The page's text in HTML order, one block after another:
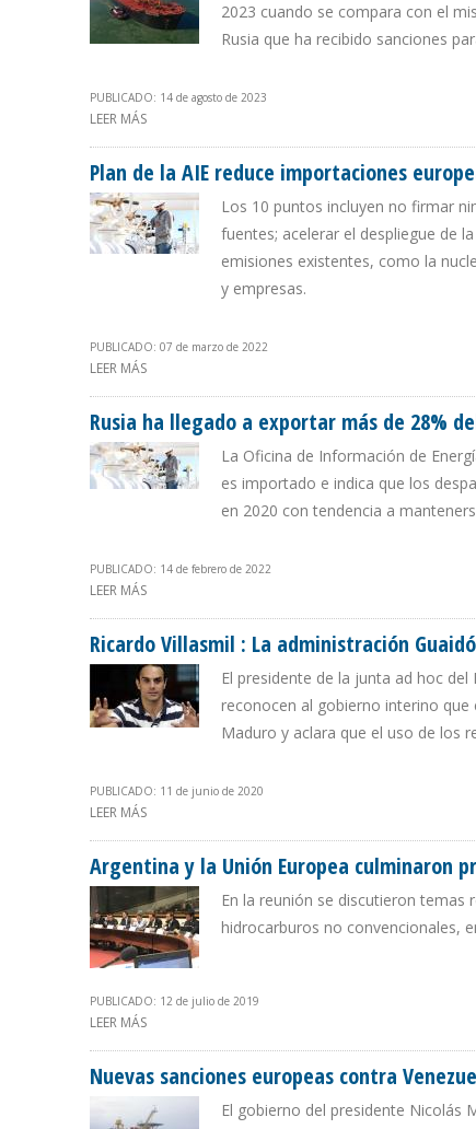
2023 cuando se compara con el
Rusia que ha recibido sanciones
PUBLICADO: 14 de agosto de 2023
LEER MÁS
Plan de la AIE reduce importaciones
Los 10 puntos incluyen no firmar
fuentes; acelerar el despliegue de
emisiones existentes, como la
y empresas.
PUBLICADO: 07 de marzo de 2022
LEER MÁS
Rusia ha llegado a exportar más de 28%
La Oficina de Información de
es importado e indica que los
en 2020 con tendencia a
PUBLICADO: 14 de febrero de 2022
LEER MÁS
Ricardo Villasmil : La administración
El presidente de la junta ad hoc
reconocen al gobierno interino
Maduro y aclara que el uso de los
PUBLICADO: 11 de junio de 2020
LEER MÁS
Argentina y la Unión Europea culminaron
En la reunión se discutieron temas
hidrocarburos no convencionales,
PUBLICADO: 12 de julio de 2019
LEER MÁS
Nuevas sanciones europeas contra
El gobierno del presidente Nicolás